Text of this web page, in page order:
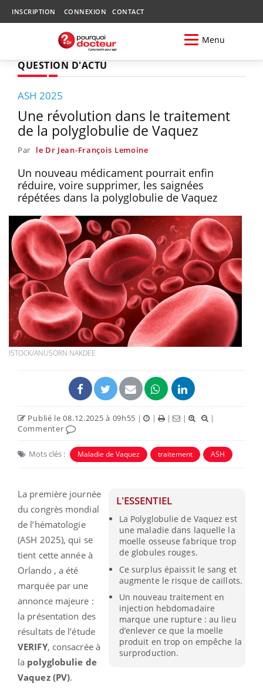
INSCRIPTION CONNEXION CONTACT
Menu
QUESTION D'ACTU
ASH 2025
Une révolution dans le traitement
de la polyglobulie de Vaquez
Par le Dr Jean-François Lemoine
Un nouveau médicament pourrait enfin
réduire, voire supprimer, les saignées
répétées dans la polyglobulie de Vaquez
ISTOCK/ANUSORN NAKDEE
Publié le 08.12.2025 à 09h55 | | | |
|
Commenter
Mots clés : Maladie de Vaquez traitement ASH
L'ESSENTIEL
La Polyglobulie de Vaquez est
une maladie dans laquelle la
moelle osseuse fabrique trop
de globules rouges.
Ce surplus épaissit le sang et
augmente le risque de caillots.
Un nouveau traitement en
injection hebdomadaire
marque une rupture : au lieu
d’enlever ce que la moelle
produit en trop on empêche la
surproduction.
La première journée
du congrès mondial
de l’hématologie
(ASH 2025), qui se
tient cette année à
Orlando , a été
marquée par une
annonce majeure :
la présentation des
résultats de l’étude
VERIFY, consacrée à
la polyglobulie de
Vaquez (PV).